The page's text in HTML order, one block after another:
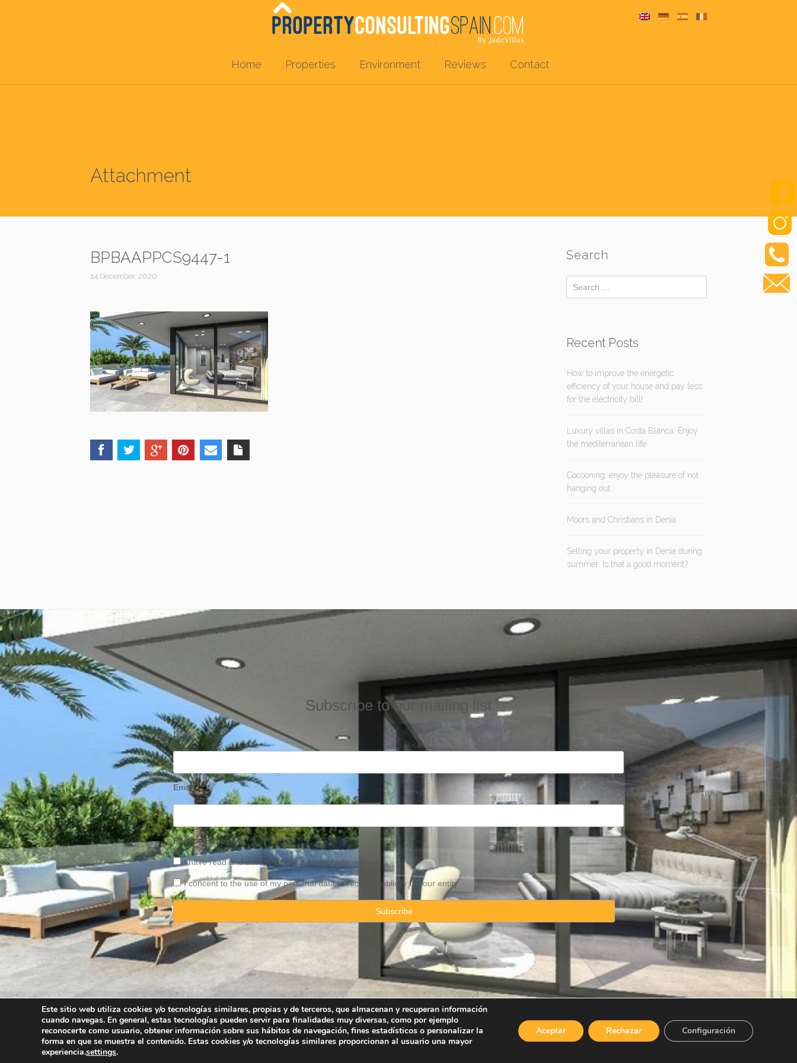
Home Properties Environment Reviews Contact
Attachment
BPBAAPPCS9447-1
14 December, 2020
Search
Recent Posts
How to improve the energetic
efficiency of your house and pay less
for the electricity bill!
Luxury villas in Costa Blanca: Enjoy
the mediterranean life
Cocooning, enjoy the pleasure of not
hanging out.
Moors and Christians in Denia
Selling your property in Denia during
summer: Is that a good moment?
Subscribe to our mailing list
Name
Email
Privacy Policy
I have read and accept theDataprotect info
I concent to the use of my personal data to receive publicity of your entity
Copyright © 2025 Property Consulting Spain By JadeVillas S.L. ·Legal advice Privacy Policy·Cookies Policy
Este sitio web utiliza cookies y/o tecnologías similares, propias y de terceros, que almacenan y recuperan información
cuando navegas. En general, estas tecnologías pueden servir para finalidades muy diversas, como por ejemplo
reconocerte como usuario, obtener información sobre sus hábitos de navegación, fines estadísticos o personalizar la
forma en que se muestra el contenido. Estas cookies y/o tecnologías similares proporcionan al usuario una mayor
experiencia.settings.
Aceptar Rechazar Configuración